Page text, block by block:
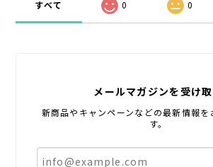
すべて 0 0
メールマガジンを受け
新商品やキャンペーンなどの最新情報を
す。